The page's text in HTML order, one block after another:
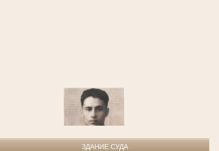
ЗДАНИЕ СУДА